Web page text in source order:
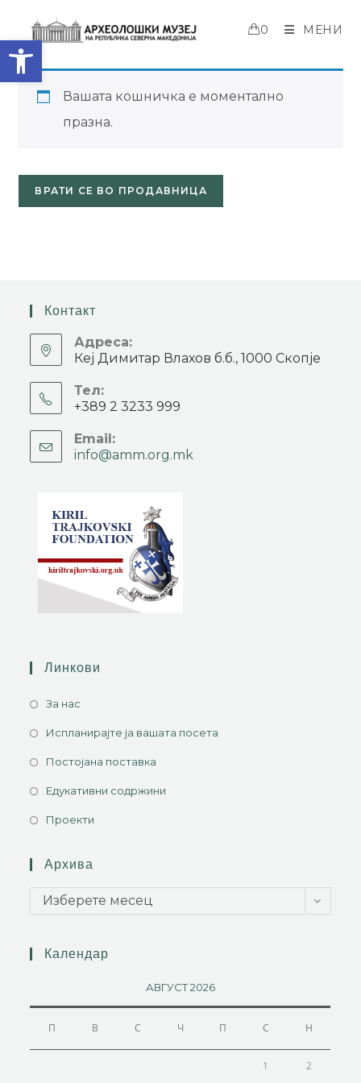
Open toolbar
0 МЕНИ
Вашата кошничка е моментално
празна.
ВРАТИ СЕ ВО ПРОДАВНИЦА
Контакт
Адреса:
Кеј Димитар Влахов б.б., 1000 Скопје
Тел:
+389 2 3233 999
Email:
info@amm.org.mk
Линкови
За нас
Испланирајте ја вашата посета
Постојана поставка
Едукативни содржини
Проекти
Архива
Изберете месец
Календар
АВГУСТ 2026
П В С Ч П С Н
1 2